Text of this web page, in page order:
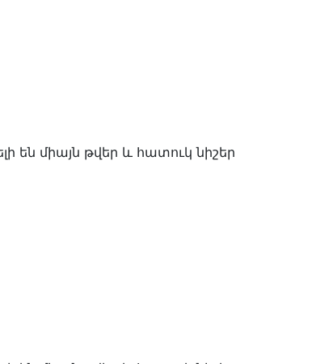
միայն թվեր և հատուկ նիշեր